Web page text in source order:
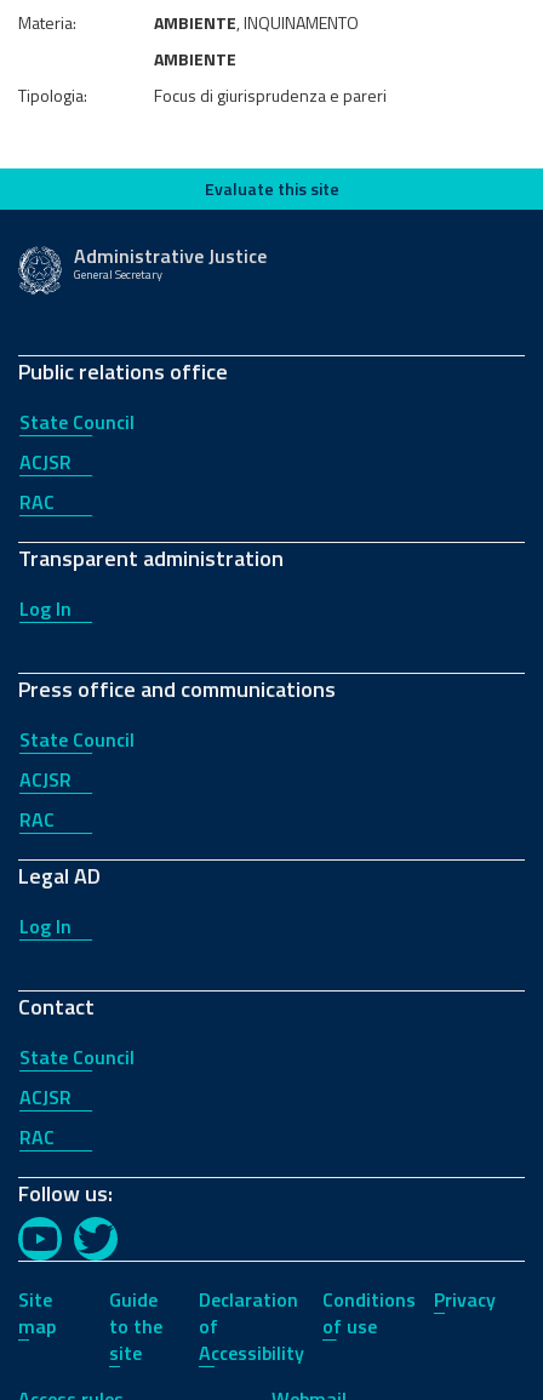
Materia: AMBIENTE, INQUINAMENTO
AMBIENTE
Tipologia:
Focus di giurisprudenza e pareri
Evaluate this siteEvaluate this site
Administrative Justice
General Secretary
Public relations office
State Council
ACJSR
RAC
Transparent administration
Log In
Press office and communications
State Council
ACJSR
RAC
Legal AD
Log In
Contact
State Council
ACJSR
RAC
Follow us:
YouTubeTwitter
Site
map
Guide
to the
site
Declaration
of
Accessibility
Conditions
of use
Privacy